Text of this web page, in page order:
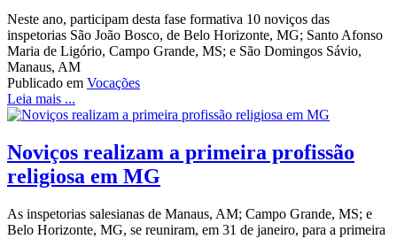
Neste ano, participam desta fase formativa 10 noviços das
inspetorias São João Bosco, de Belo Horizonte, MG; Santo Afonso
Maria de Ligório, Campo Grande, MS; e São Domingos Sávio,
Manaus, AM
Publicado em Vocações
Leia mais ...
Noviços realizam a primeira profissão
religiosa em MG
As inspetorias salesianas de Manaus, AM; Campo Grande, MS; e
Belo Horizonte, MG, se reuniram, em 31 de janeiro, para a primeira